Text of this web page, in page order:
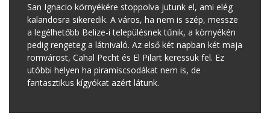
San Ignacio környékére stoppolva jutunk el, ami elég
kalandosra sikeredik. A város, ha nem is szép, messze
a legélhetőbb Belize-i településnek tűnik, a környékén
pedig rengeteg a látnivaló. Az első két napban két maja
romvárost, Cahal Pecht és El Pilart keressük fel. Ez
utóbbi helyen ha piramiscsodákat nem is, de
fantasztikus kígyókat azért látunk.